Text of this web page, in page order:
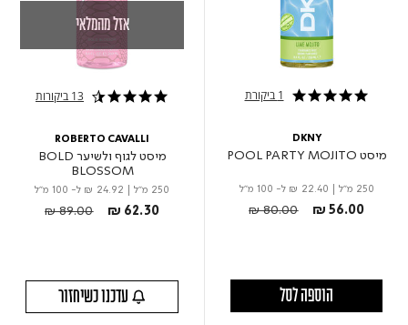
5.0 star rating 1 ביקורת
DKNY
מיסט POOL PARTY MOJITO
250 מ"ל ₪ 22.40 ל- 100 מ"ל
₪ 56.00
Price reduced from
₪ 80.00to
הוספה לסל
אזל מהמלאי
4.5 star rating 13 ביקורות
ROBERTO CAVALLI
מיסט לגוף ולשיער BOLD
BLOSSOM
250 מ"ל ₪ 24.92 ל- 100 מ"ל
₪ 62.30
Price reduced from
₪ 89.00to